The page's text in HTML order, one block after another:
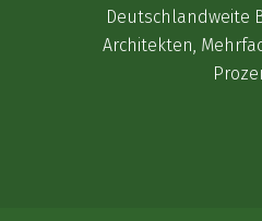
Deutschlandweite
Architekten,